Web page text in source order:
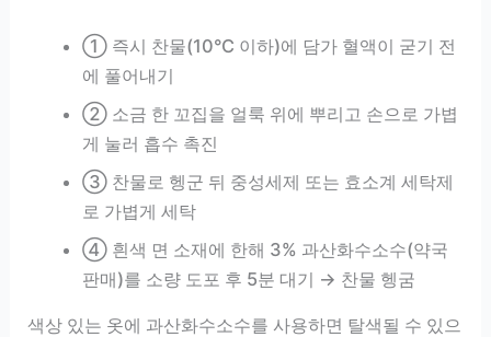
① 즉시 찬물(10°C 이하)에 담가 혈액이 굳기 전
에 풀어내기
② 소금 한 꼬집을 얼룩 위에 뿌리고 손으로 가볍
게 눌러 흡수 촉진
③ 찬물로 헹군 뒤 중성세제 또는 효소계 세탁제
로 가볍게 세탁
④ 흰색 면 소재에 한해 3% 과산화수소수(약국
판매)를 소량 도포 후 5분 대기 → 찬물 헹굼
색상 있는 옷에 과산화수소수를 사용하면 탈색될 수 있으